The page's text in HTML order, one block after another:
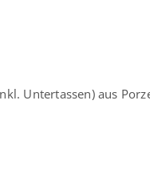
Untertassen) aus